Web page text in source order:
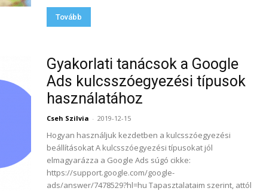
Tovább
Gyakorlati tanácsok a Google
Ads kulcsszóegyezési típusok
használatához
Cseh Szilvia - 2019-12-15
Hogyan használjuk kezdetben a kulcsszóegyezési
beállításokat A kulcsszóegyezési típusokat jól
elmagyarázza a Google Ads súgó cikke:
https://support.google.com/google-
ads/answer/7478529?hl=hu Tapasztalataim szerint, attól